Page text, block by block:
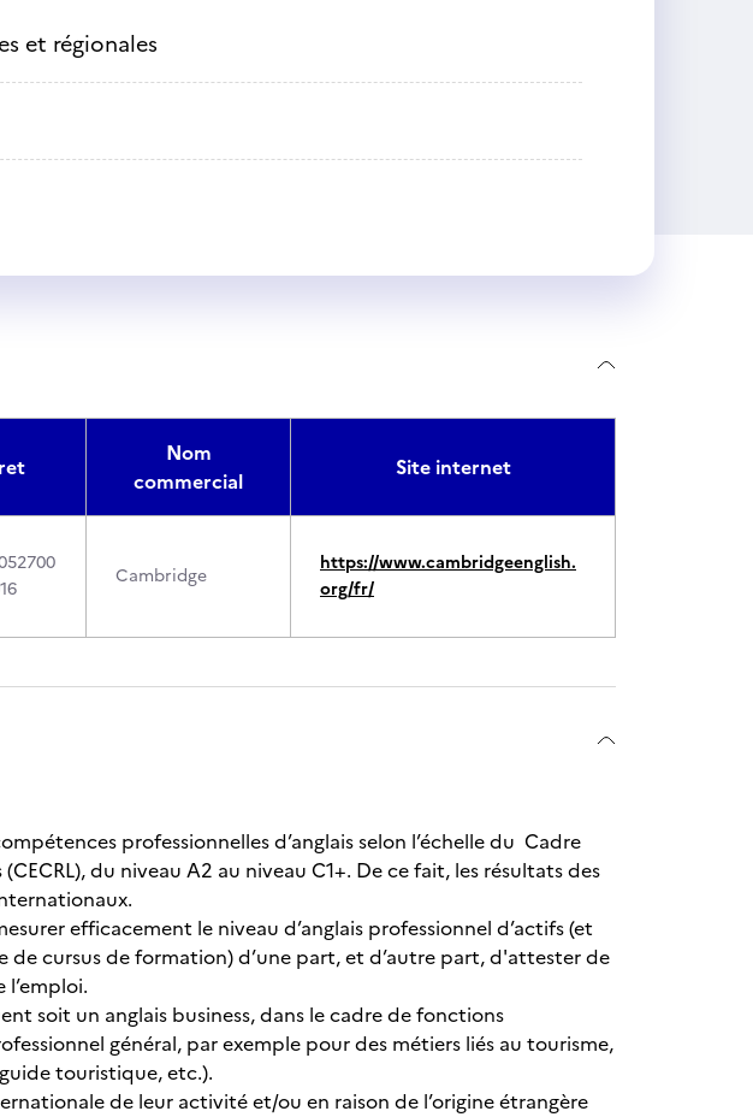
et régionales
Nom
commercial
Site internet
Cambridge
https://www.cambridgeenglish.
org/fr/
professionnelles d’anglais selon l’échelle du Cadre
du niveau A2 au niveau C1+. De ce fait, les résultats des
efficacement le niveau d’anglais professionnel d’actifs (et
de cursus de formation) d’une part, et d’autre part, d'attester de
soit un anglais business, dans le cadre de fonctions
général, par exemple pour des métiers liés au tourisme,
touristique, etc.).
de leur activité et/ou en raison de l’origine étrangère